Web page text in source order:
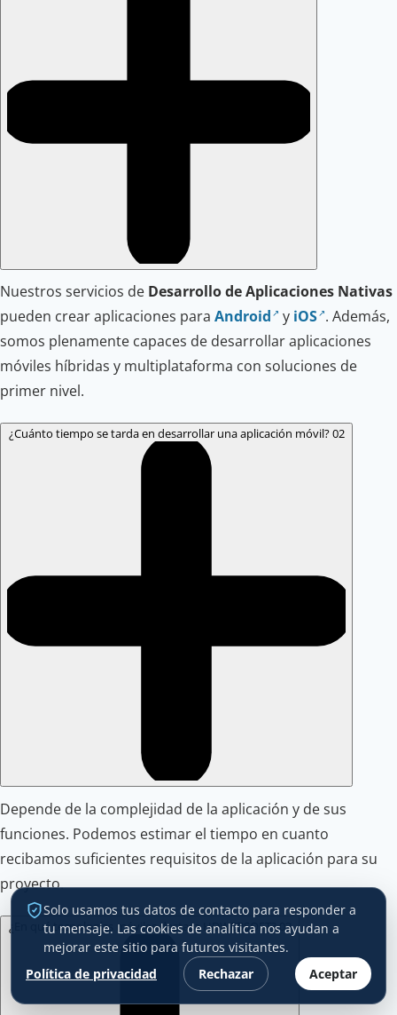
Nuestros servicios de Desarrollo de Aplicaciones Nativas
pueden crear aplicaciones para Android y iOS . Además,
somos plenamente capaces de desarrollar aplicaciones
móviles híbridas y multiplataforma con soluciones de
primer nivel.
¿Cuánto tiempo se tarda en desarrollar una aplicación móvil?02
Depende de la complejidad de la aplicación y de sus
funciones. Podemos estimar el tiempo en cuanto
recibamos suficientes requisitos de la aplicación para su
proyecto.
¿En qué tecnologías móviles destaca HDWEBSOFT?03
Solo usamos tus datos de contacto para responder a
tu mensaje. Las cookies de analítica nos ayudan a
mejorar este sitio para futuros visitantes.
Política de privacidad
Rechazar Aceptar